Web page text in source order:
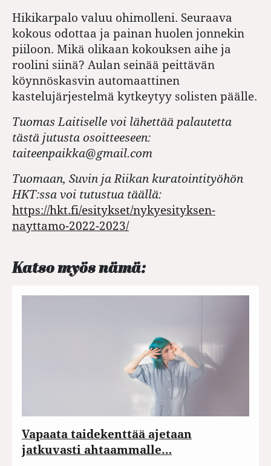
Hikikarpalo valuu ohimolleni. Seuraava
kokous odottaa ja painan huolen jonnekin
piiloon. Mikä olikaan kokouksen aihe ja
roolini siinä? Aulan seinää peittävän
köynnöskasvin automaattinen
kastelujärjestelmä kytkeytyy solisten päälle.
Tuomas Laitiselle voi lähettää palautetta
tästä jutusta osoitteeseen:
taiteenpaikka@gmail.com
Tuomaan, Suvin ja Riikan kuratointityöhön
HKT:ssa voi tutustua täällä:
https://hkt.fi/esitykset/nykyesityksen-
nayttamo-2022-2023/
Katso myös nämä:
Vapaata taidekenttää ajetaan
jatkuvasti ahtaammalle…